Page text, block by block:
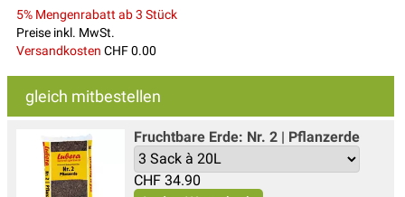
5% Mengenrabatt ab 3 Stück
Preise inkl. MwSt.
Versandkosten CHF 0.00
gleich mitbestellen
Fruchtbare Erde: Nr. 2 | Pflanzerde
CHF 34.90